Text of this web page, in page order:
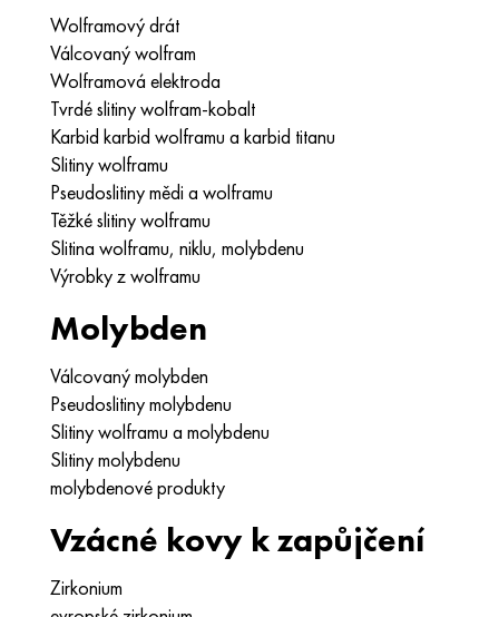
Wolframový drát
Válcovaný wolfram
Wolframová elektroda
Tvrdé slitiny wolfram-kobalt
Karbid karbid wolframu a karbid titanu
Slitiny wolframu
Pseudoslitiny mědi a wolframu
Těžké slitiny wolframu
Slitina wolframu, niklu, molybdenu
Výrobky z wolframu
Molybden
Válcovaný molybden
Pseudoslitiny molybdenu
Slitiny wolframu a molybdenu
Slitiny molybdenu
molybdenové produkty
Vzácné kovy k zapůjčení
Zirkonium